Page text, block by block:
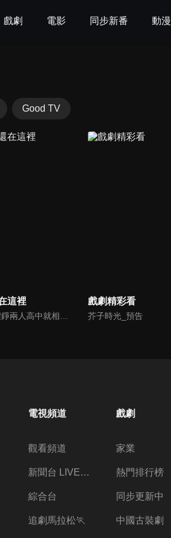
戲劇 電影 同步新番 動漫
Good TV
這裡 戲劇精彩看
芥子時光_預告
電視頻道
觀看頻道
新聞台 LIVE 直播
綜合台
追劇馬拉松🏃
戲劇
家業
熱門排行榜
同步更新中
中國古裝劇